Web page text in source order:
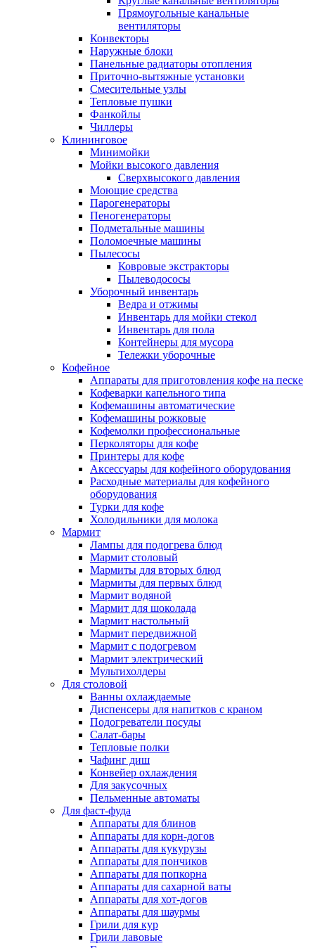
Прямоугольные канальные
вентиляторы
Конвекторы
Наружные блоки
Панельные радиаторы отопления
Приточно-вытяжные установки
Смесительные узлы
Тепловые пушки
Фанкойлы
Чиллеры
Клининговое
Минимойки
Мойки высокого давления
Сверхвысокого давления
Моющие средства
Парогенераторы
Пеногенераторы
Подметальные машины
Поломоечные машины
Пылесосы
Ковровые экстракторы
Пылеводососы
Уборочный инвентарь
Ведра и отжимы
Инвентарь для мойки стекол
Инвентарь для пола
Контейнеры для мусора
Тележки уборочные
Кофейное
Аппараты для приготовления кофе на песке
Кофеварки капельного типа
Кофемашины автоматические
Кофемашины рожковые
Кофемолки профессиональные
Перколяторы для кофе
Принтеры для кофе
Аксессуары для кофейного оборудования
Расходные материалы для кофейного
оборудования
Турки для кофе
Холодильники для молока
Мармит
Лампы для подогрева блюд
Мармит столовый
Мармиты для вторых блюд
Мармиты для первых блюд
Мармит водяной
Мармит для шоколада
Мармит настольный
Мармит передвижной
Мармит с подогревом
Мармит электрический
Мультихолдеры
Для столовой
Ванны охлаждаемые
Диспенсеры для напитков с краном
Подогреватели посуды
Салат-бары
Тепловые полки
Чафинг диш
Конвейер охлаждения
Для закусочных
Пельменные автоматы
Для фаст-фуда
Аппараты для блинов
Аппараты для корн-догов
Аппараты для кукурузы
Аппараты для пончиков
Аппараты для попкорна
Аппараты для сахарной ваты
Аппараты для хот-догов
Аппараты для шаурмы
Грили для кур
Грили лавовые